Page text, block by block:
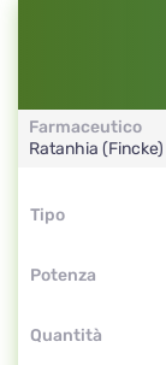
Farmaceutico
Ratanhia (Fincke)
Tipo
Potenza
Quantità